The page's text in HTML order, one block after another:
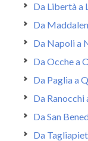
Da Libertà a
Da
Da Napoli a
Da Ocche a
Da Paglia a
Da Ranocchi
Da San
Da